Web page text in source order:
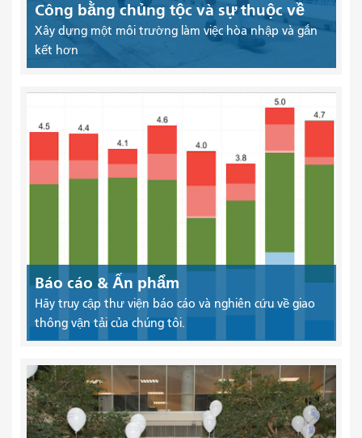
Công bằng chủng tộc và sự thuộc về
Xây dựng một môi trường làm việc hòa nhập và gắn
kết hơn
Báo cáo & Ấn phẩm
Hãy truy cập thư viện báo cáo và nghiên cứu về giao
thông vận tải của chúng tôi.